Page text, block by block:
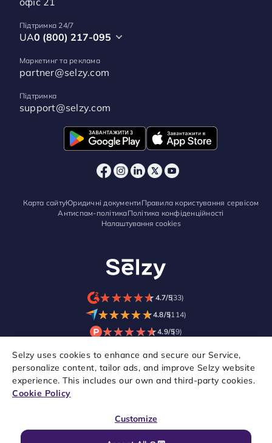
Selzy uses cookies to enhance and secure our Service,
personalize content, tailor ads, and improve Selzy website
experience. This includes our own and third-party cookies.
Cookie Policy
Customize
Підтримка 24/7
UA0 (800) 217-095
Маркетинг та реклама
partner@selzy.com
Підтримка
support@selzy.com
Карта сайтуЮридичні документиПравила користування сервісом
Антиспам-політикаПолітика конфіденційності
Налаштування cookies
★★★★★
★★★★★4.7/5(33)
★★★★★
★★★★★4.8/5(114)
★★★★★
★★★★★4.9/5(9)